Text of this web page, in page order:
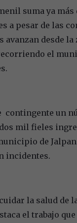
suma ya más
a pesar de las
avanzan desde la
el
contingente un
mil fieles
de Jalpan
incidentes.
la salud de
el trabajo